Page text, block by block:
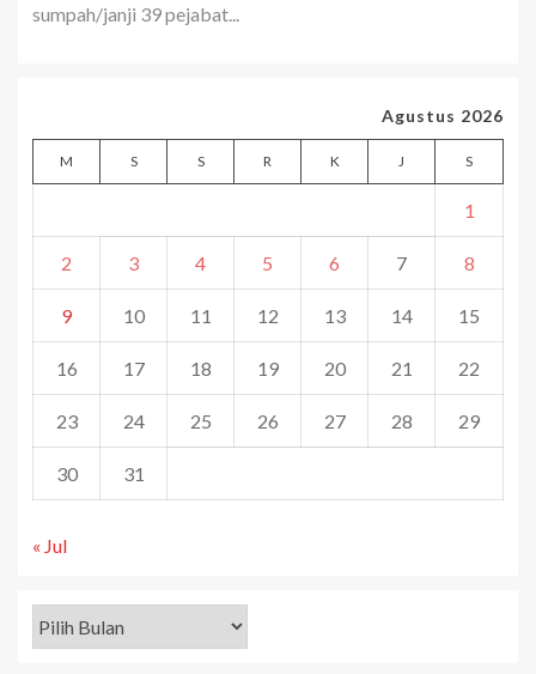
sumpah/janji 39 pejabat...
Agustus 2026
M S S R K J S
1
2 3 4 5 6 7 8
9 10 11 12 13 14 15
16 17 18 19 20 21 22
23 24 25 26 27 28 29
30 31
« Jul